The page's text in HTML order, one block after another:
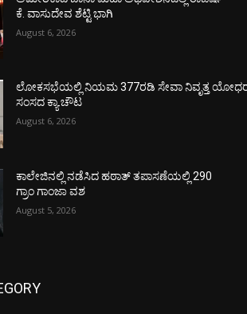
ಕೆ. ವಾಸುದೇವ ಶೆಟ್ಟಿ ಭಾಗಿ
August 6, 2026
ಲೋಕಸಭೆಯಲ್ಲಿ ನಿಯಮ 377ರಡಿ ಸೇವಾ ನಿವೃತ್ತ
ಸಂಸದ ಕ್ಯಾ.ಚೌಟ
August 6, 2026
ಕಾಲೇಜಿನಲ್ಲಿ ನಡೆಸಿದ ಹಠಾತ್ ತಪಾಸಣೆಯಲ್ಲಿ 290
ಗ್ರಾಂ ಗಾಂಜಾ ವಶ
August 5, 2026